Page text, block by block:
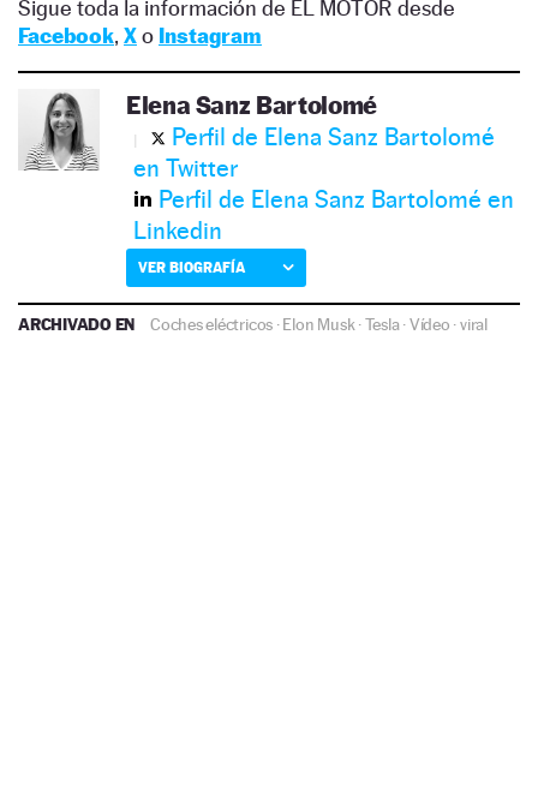
Sigue toda la información de EL MOTOR desde
Facebook, Xo Instagram
Elena Sanz Bartolomé
Perfil de Elena Sanz Bartolomé
en Twitter
Perfil de Elena Sanz Bartolomé en
Linkedin
VER BIOGRAFÍA
ARCHIVADO EN Coches eléctricos ·Elon Musk ·Tesla·Vídeo ·viral